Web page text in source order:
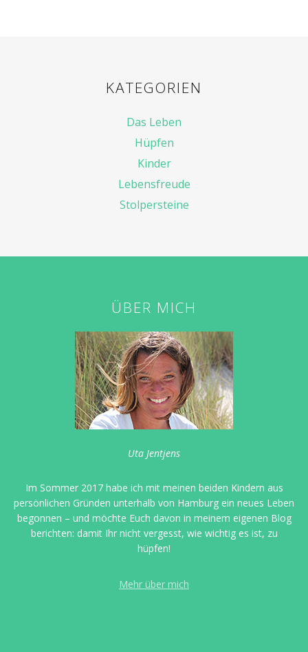
KATEGORIEN
Das Leben
Hüpfen
Kinder
Lebensfreude
Stolpersteine
ÜBER MICH
Uta Jentjens
Im Sommer 2017 habe ich mit meinen beiden Kindern aus
persönlichen Gründen unterhalb von Hamburg ein neues Leben
begonnen – und möchte Euch davon in meinem eigenen Blog
berichten: damit Ihr nicht vergesst, wie wichtig es ist, zu
hüpfen!
Mehr über mich